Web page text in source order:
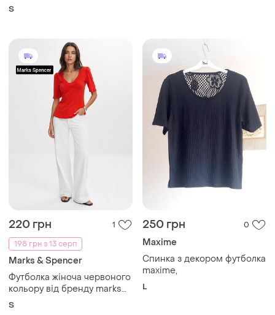
S
220 грн
1
198 грн з 13 серп
Marks & Spencer
Футболка жіноча червоного
кольору від бренду marks
spencer s
S
250 грн 0
Maxime
Спинка з декором футболка
maxime,
L